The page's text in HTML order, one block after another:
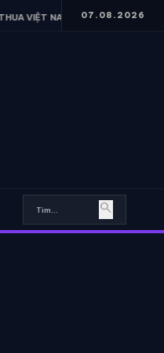
• FERRAN TORRES HÉ
07.08.2026
search